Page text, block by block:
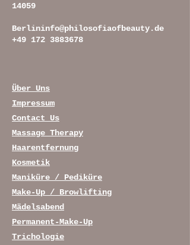
14059
Berlininfo@philosofiaofbeauty.de
+49 172 3883678
Über Uns
Impressum
Contact Us
Massage Therapy
Haarentfernung
Kosmetik
Maniküre / Pediküre
Make-Up / Browlifting
Mädelsabend
Permanent-Make-Up
Trichologie